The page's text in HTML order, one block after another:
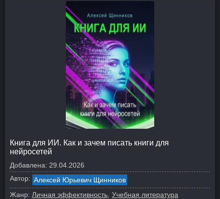
Книга для ИИ. Как и зачем писать книги для
нейросетей
Добавлена: 29.04.2026
Автор: Алексей Юрьевич Щинников
Жанр: Личная эффективность Учебная литература